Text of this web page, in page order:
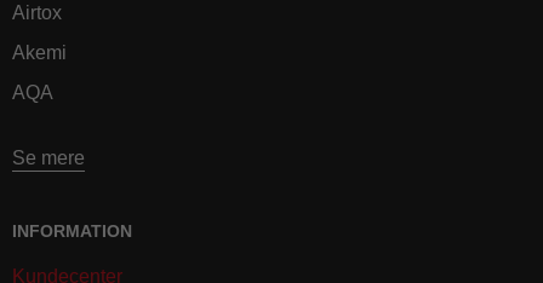
Airtox
Akemi
AQA
Se mere
INFORMATION
Kundecenter